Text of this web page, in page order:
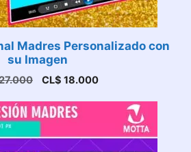
Madres Personalizado con
su Imagen
El
original
era:
CL$ 27.000.
CL$ 18.000El
actual
CL$ 18.000.